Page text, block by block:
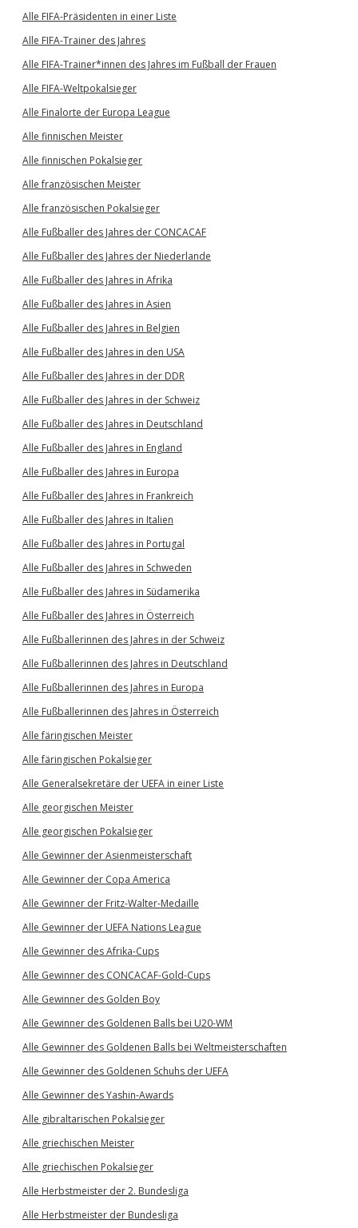
Alle FIFA-Präsidenten in einer Liste
Alle FIFA-Trainer des Jahres
Alle FIFA-Trainer*innen des Jahres im Fußball der Frauen
Alle FIFA-Weltpokalsieger
Alle Finalorte der Europa League
Alle finnischen Meister
Alle finnischen Pokalsieger
Alle französischen Meister
Alle französischen Pokalsieger
Alle Fußballer des Jahres der CONCACAF
Alle Fußballer des Jahres der Niederlande
Alle Fußballer des Jahres in Afrika
Alle Fußballer des Jahres in Asien
Alle Fußballer des Jahres in Belgien
Alle Fußballer des Jahres in den USA
Alle Fußballer des Jahres in der DDR
Alle Fußballer des Jahres in der Schweiz
Alle Fußballer des Jahres in Deutschland
Alle Fußballer des Jahres in England
Alle Fußballer des Jahres in Europa
Alle Fußballer des Jahres in Frankreich
Alle Fußballer des Jahres in Italien
Alle Fußballer des Jahres in Portugal
Alle Fußballer des Jahres in Schweden
Alle Fußballer des Jahres in Südamerika
Alle Fußballer des Jahres in Österreich
Alle Fußballerinnen des Jahres in der Schweiz
Alle Fußballerinnen des Jahres in Deutschland
Alle Fußballerinnen des Jahres in Europa
Alle Fußballerinnen des Jahres in Österreich
Alle färingischen Meister
Alle färingischen Pokalsieger
Alle Generalsekretäre der UEFA in einer Liste
Alle georgischen Meister
Alle georgischen Pokalsieger
Alle Gewinner der Asienmeisterschaft
Alle Gewinner der Copa America
Alle Gewinner der Fritz-Walter-Medaille
Alle Gewinner der UEFA Nations League
Alle Gewinner des Afrika-Cups
Alle Gewinner des CONCACAF-Gold-Cups
Alle Gewinner des Golden Boy
Alle Gewinner des Goldenen Balls bei U20-WM
Alle Gewinner des Goldenen Balls bei Weltmeisterschaften
Alle Gewinner des Goldenen Schuhs der UEFA
Alle Gewinner des Yashin-Awards
Alle gibraltarischen Pokalsieger
Alle griechischen Meister
Alle griechischen Pokalsieger
Alle Herbstmeister der 2. Bundesliga
Alle Herbstmeister der Bundesliga